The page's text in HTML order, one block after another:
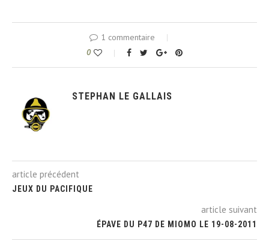
1 commentaire
0
STEPHAN LE GALLAIS
article précédent
JEUX DU PACIFIQUE
article suivant
ÉPAVE DU P47 DE MIOMO LE 19-08-2011